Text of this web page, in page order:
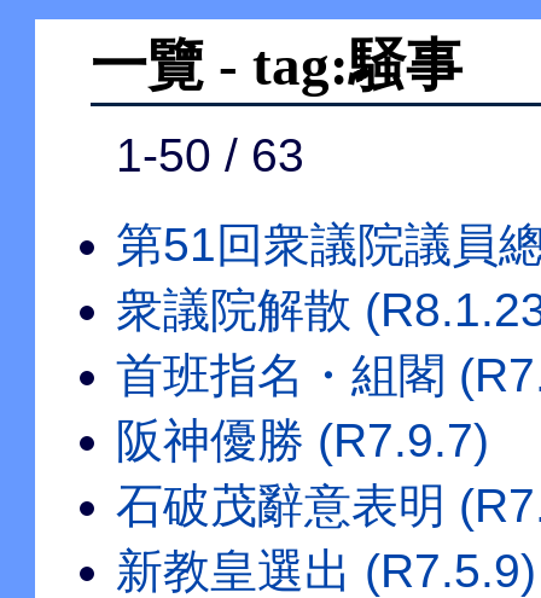
一覽 - tag:騒事
1-50 / 63
第51回衆議院議員
衆議院解散
首班指名・組閣
阪神優勝 (R7.9.7)
石破茂辭意表明
新教皇選出 (R7.5.9)